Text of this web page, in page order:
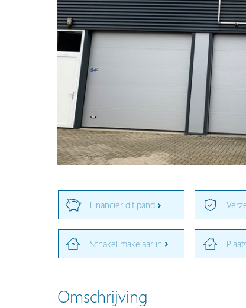
Financier dit pand
Schakel makelaar in
Omschrijving